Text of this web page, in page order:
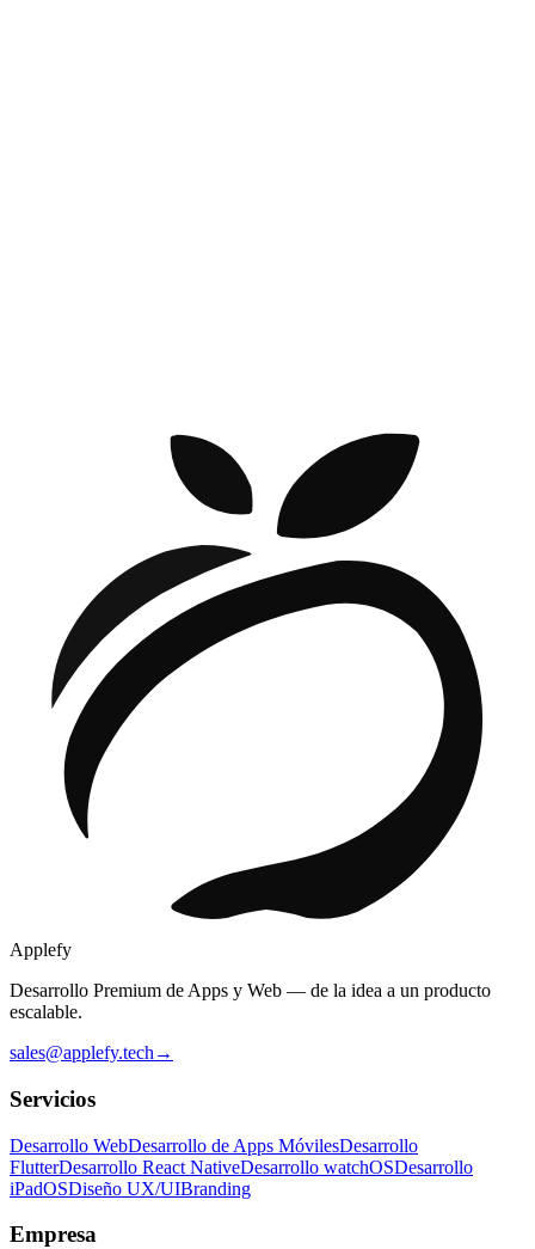
Applefy
Desarrollo Premium de Apps y Web — de la idea a un producto
escalable.
sales@applefy.tech →
Servicios
Desarrollo WebDesarrollo de Apps MóvilesDesarrollo
FlutterDesarrollo React NativeDesarrollo watchOSDesarrollo
iPadOSDiseño UX/UIBranding
Empresa